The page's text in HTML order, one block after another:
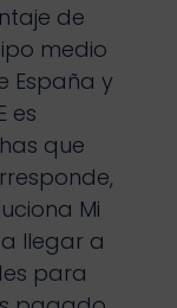
de
medio
España y
es
que
Mi
llegar a
para